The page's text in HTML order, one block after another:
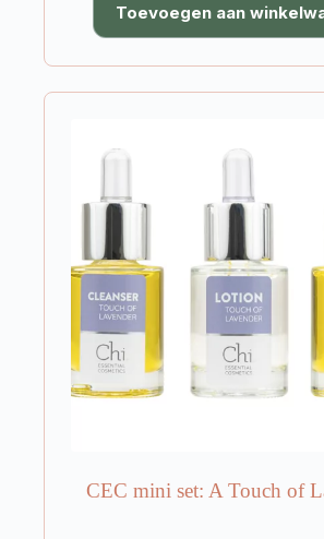
Toevoegen aan
CEC mini set: A Touch of